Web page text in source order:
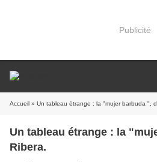
Publicité
Accueil » Un tableau étrange : la "mujer barbuda ",
Un tableau étrange : la
Ribera.